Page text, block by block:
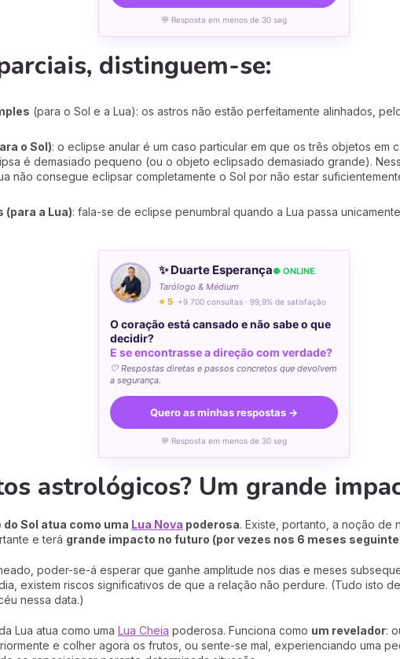
💬 Resposta em menos de 30 seg
distinguem-se:
(para o Sol e a Lua): os astros não estão perfeitamente alinhados,
o Sol): o eclipse anular é um caso particular em que os três objetos em
é demasiado pequeno (ou o objeto eclipsado demasiado grande).
não consegue eclipsar completamente o Sol por não estar
(para a Lua): fala-se de eclipse penumbral quando a Lua passa
✨ Duarte Esperança● ONLINE
Tarólogo & Médium
⭐ 5· +9 700 consultas · 99,9% de satisfação
O coração está cansado e não sabe o que
decidir?
E se encontrasse a direção com verdade?
🤍 Respostas diretas e passos concretos que devolvem
a segurança.
Quero as minhas respostas →
💬 Resposta em menos de 30 seg
astrológicos? Um grande
Sol atua como uma Lua Nova poderosa. Existe, portanto, a noção de
e terá grande impacto no futuro (por vezes nos 6 meses
poder-se-á esperar que ganhe amplitude nos dias e meses
existem riscos significativos de que a relação não perdure. (Tudo isto
nessa data.)
Lua atua como uma Lua Cheia poderosa. Funciona como um revelador:
e colher agora os frutos, ou sente-se mal, experienciando uma